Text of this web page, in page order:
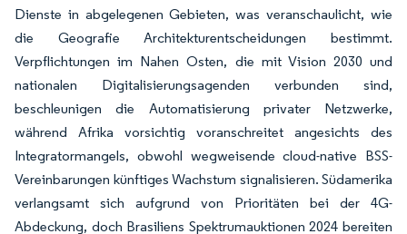
Dienste in abgelegenen Gebieten, was veranschaulicht, wie
die Geografie Architekturentscheidungen bestimmt.
Verpflichtungen im Nahen Osten, die mit Vision 2030 und
nationalen Digitalisierungsagenden verbunden sind,
beschleunigen die Automatisierung privater Netzwerke,
während Afrika vorsichtig voranschreitet angesichts des
Integratormangels, obwohl wegweisende cloud-native BSS-
Vereinbarungen künftiges Wachstum signalisieren. Südamerika
verlangsamt sich aufgrund von Prioritäten bei der 4G-
Abdeckung, doch Brasiliens Spektrumauktionen 2024 bereiten